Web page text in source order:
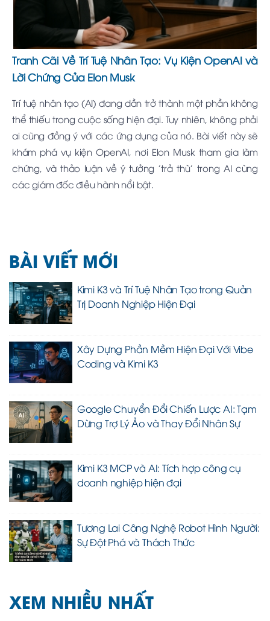
Tranh Cãi Về Trí Tuệ Nhân Tạo: Vụ Kiện OpenAI và
Lời Chứng Của Elon Musk
Trí tuệ nhân tạo (AI) đang dần trở thành một phần không
thể thiếu trong cuộc sống hiện đại. Tuy nhiên, không phải
ai cũng đồng ý với các ứng dụng của nó. Bài viết này sẽ
khám phá vụ kiện OpenAI, nơi Elon Musk tham gia làm
chứng, và thảo luận về ý tưởng 'trả thù' trong AI cùng
các giám đốc điều hành nổi bật.
BÀI VIẾT MỚI
Kimi K3 và Trí Tuệ Nhân Tạo trong Quản
Trị Doanh Nghiệp Hiện Đại
Xây Dựng Phần Mềm Hiện Đại Với Vibe
Coding và Kimi K3
Google Chuyển Đổi Chiến Lược AI: Tạm
Dừng Trợ Lý Ảo và Thay Đổi Nhân Sự
Kimi K3 MCP và AI: Tích hợp công cụ
doanh nghiệp hiện đại
Tương Lai Công Nghệ Robot Hình Người:
Sự Đột Phá và Thách Thức
XEM NHIỀU NHẤT